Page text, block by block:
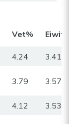
Vet%
4.24 3.41
3.79 3.57
4.12 3.53